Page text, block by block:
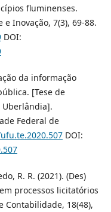
fluminenses.
Inovação, 7(3), 69-88.
DOI:
da informação
[Tese de
Uberlândia].
Federal de
DOI:
R. R. (2021). (Des)
processos licitatórios
Contabilidade, 18(48),